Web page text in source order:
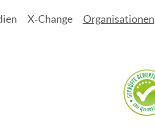
X‑Change Organisationen